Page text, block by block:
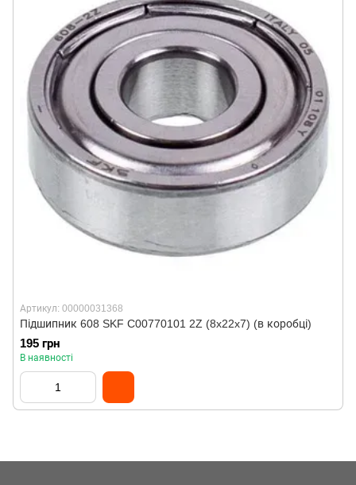
Артикул: 00000031368
Підшипник 608 SKF C00770101 2Z (8x22x7) (в коробці)
195 грн
В наявності